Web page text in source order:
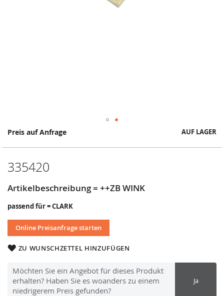
Preis auf Anfrage AUF LAGER
335420
Artikelbeschreibung = ++ZB WINK
passend für = CLARK
Online Preisanfrage starten
ZU WUNSCHZETTEL HINZUFÜGEN
Möchten Sie ein Angebot für dieses Produkt
erhalten? Haben Sie es woanders zu einem
niedrigerem Preis gefunden?
Ja
Springe
Anfang
Bildergalerie